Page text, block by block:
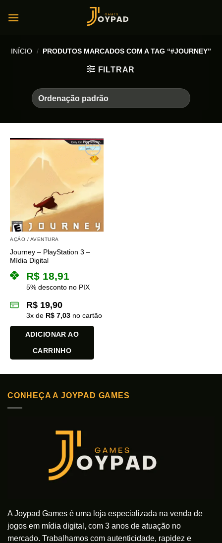
INÍCIO / PRODUTOS MARCADOS COM A TAG “#JOURNEY”
FILTRAR
AÇÃO / AVENTURA
Journey – PlayStation 3 –
Mídia Digital
R$ 18,91
5% desconto no PIX
R$ 19,90
3x de R$ 7,03 no cartão
ADICIONAR AO
CARRINHO
CONHEÇA A JOYPAD GAMES
A Joypad Games é uma loja especializada na venda de
jogos em mídia digital, com 3 anos de atuação no
mercado. Trabalhamos com autenticidade, rapidez e